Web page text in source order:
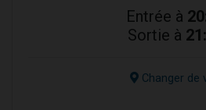
Entrée à
Sortie à
Changer de